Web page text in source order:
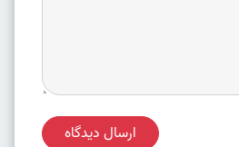
ارسال دیدگاه